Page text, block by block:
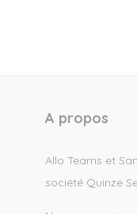
A propos
Allo Teams et
société Quinze